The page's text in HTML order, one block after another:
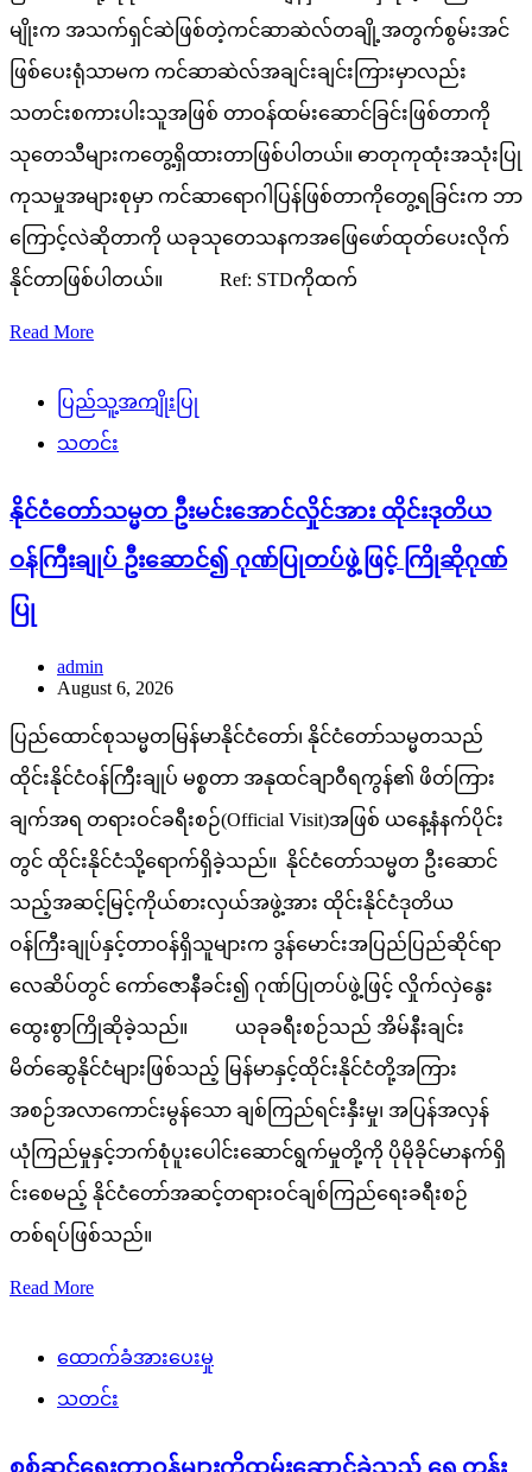
မျိုးက အသက်ရှင်ဆဲဖြစ်တဲ့ကင်ဆာဆဲလ်တချို့အတွက်စွမ်းအင်
ဖြစ်ပေးရုံသာမက ကင်ဆာဆဲလ်အချင်းချင်းကြားမှာလည်း
သတင်းစကားပါးသူအဖြစ် တာဝန်ထမ်းဆောင်ခြင်းဖြစ်တာကို
သုတေသီများကတွေ့ရှိထားတာဖြစ်ပါတယ်။ ဓာတုကုထုံးအသုံးပြု
ကုသမှုအများစုမှာ ကင်ဆာရောဂါပြန်ဖြစ်တာကိုတွေ့ရခြင်းက ဘာ
ကြောင့်လဲဆိုတာကို ယခုသုတေသနကအဖြေဖော်ထုတ်ပေးလိုက်
နိုင်တာဖြစ်ပါတယ်။ Ref: STDကိုထက်
Read More
ပြည်သူ့အကျိုးပြု
သတင်း
နိုင်ငံတော်သမ္မတ ဦးမင်းအောင်လှိုင်အား ထိုင်းဒုတိယ
ဝန်ကြီးချုပ် ဦးဆောင်၍ ဂုဏ်ပြုတပ်ဖွဲ့ဖြင့် ကြိုဆိုဂုဏ်
ပြု
admin
August 6, 2026
ပြည်ထောင်စုသမ္မတမြန်မာနိုင်ငံတော်၊ နိုင်ငံတော်သမ္မတသည်
ထိုင်းနိုင်ငံဝန်ကြီးချုပ် မစ္စတာ အနုထင်ချာဝီရကွန်၏ ဖိတ်ကြား
ချက်အရ တရားဝင်ခရီးစဉ်(Official Visit)အဖြစ် ယနေ့နံနက်ပိုင်း
တွင် ထိုင်းနိုင်ငံသို့ရောက်ရှိခဲ့သည်။ နိုင်ငံတော်သမ္မတ ဦးဆောင်
သည့်အဆင့်မြင့်ကိုယ်စားလှယ်အဖွဲ့အား ထိုင်းနိုင်ငံဒုတိယ
ဝန်ကြီးချုပ်နှင့်တာဝန်ရှိသူများက ဒွန်မောင်းအပြည်ပြည်ဆိုင်ရာ
လေဆိပ်တွင် ကော်ဇောနီခင်း၍ ဂုဏ်ပြုတပ်ဖွဲ့ဖြင့် လှိုက်လှဲနွေး
ထွေးစွာကြိုဆိုခဲ့သည်။ ယခုခရီးစဉ်သည် အိမ်နီးချင်း
မိတ်ဆွေနိုင်ငံများဖြစ်သည့် မြန်မာနှင့်ထိုင်းနိုင်ငံတို့အကြား
အစဉ်အလာကောင်းမွန်သော ချစ်ကြည်ရင်းနှီးမှု၊ အပြန်အလှန်
ယုံကြည်မှုနှင့်ဘက်စုံပူးပေါင်းဆောင်ရွက်မှုတို့ကို ပိုမိုခိုင်မာနက်ရှိ
င်းစေမည့် နိုင်ငံတော်အဆင့်တရားဝင်ချစ်ကြည်ရေးခရီးစဉ်
တစ်ရပ်ဖြစ်သည်။
Read More
ထောက်ခံအားပေးမှု
သတင်း
စစ်ဆင်ရေးတာဝန်များကိုထမ်းဆောင်ခဲ့သည့် ရှေ့တန်း